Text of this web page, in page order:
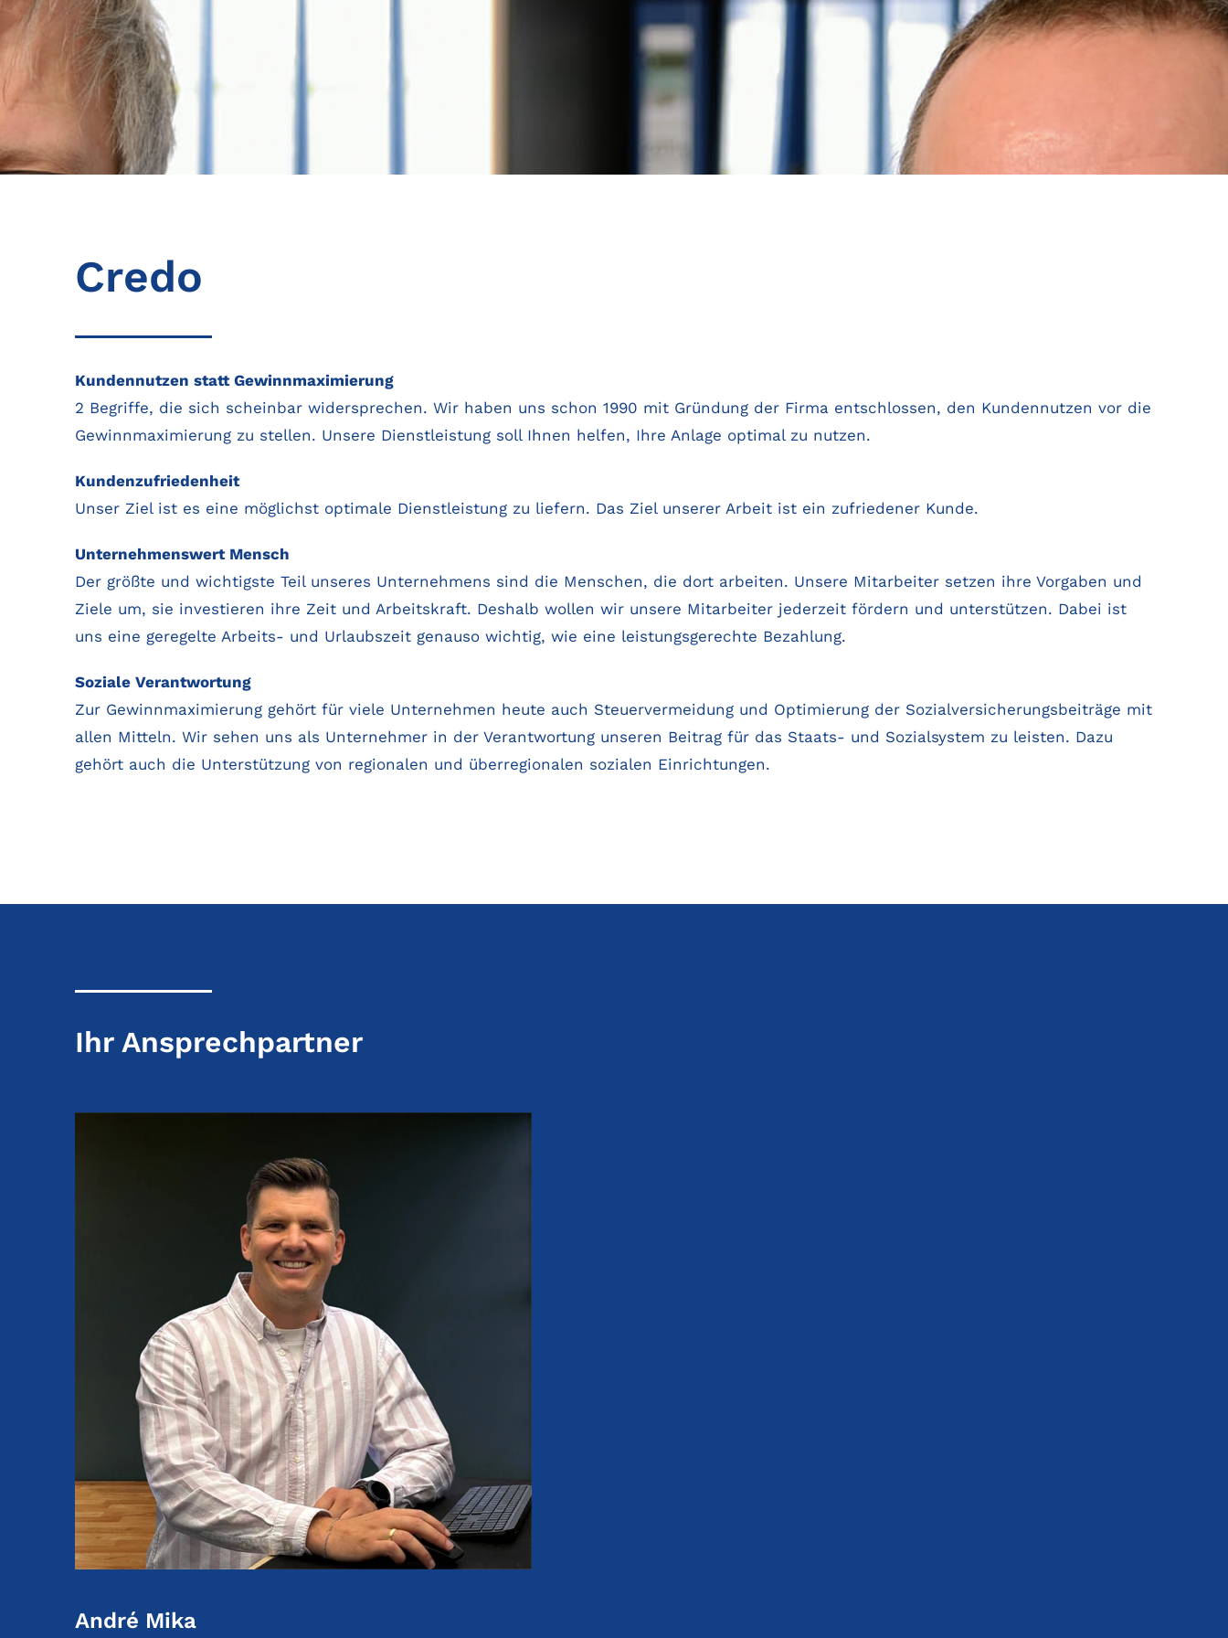
Credo
Kundennutzen statt Gewinnmaximierung
2 Begriffe, die sich scheinbar widersprechen. Wir haben uns schon 1990 mit Gründung der Firma entschlossen, den Kundennutzen vor die
Gewinnmaximierung zu stellen. Unsere Dienstleistung soll Ihnen helfen, Ihre Anlage optimal zu nutzen.
Kundenzufriedenheit
Unser Ziel ist es eine möglichst optimale Dienstleistung zu liefern. Das Ziel unserer Arbeit ist ein zufriedener Kunde.
Unternehmenswert Mensch
Der größte und wichtigste Teil unseres Unternehmens sind die Menschen, die dort arbeiten. Unsere Mitarbeiter setzen ihre Vorgaben und
Ziele um, sie investieren ihre Zeit und Arbeitskraft. Deshalb wollen wir unsere Mitarbeiter jederzeit fördern und unterstützen. Dabei ist
uns eine geregelte Arbeits- und Urlaubszeit genauso wichtig, wie eine leistungsgerechte Bezahlung.
Soziale Verantwortung
Zur Gewinnmaximierung gehört für viele Unternehmen heute auch Steuervermeidung und Optimierung der Sozialversicherungsbeiträge mit
allen Mitteln. Wir sehen uns als Unternehmer in der Verantwortung unseren Beitrag für das Staats- und Sozialsystem zu leisten. Dazu
gehört auch die Unterstützung von regionalen und überregionalen sozialen Einrichtungen.
Ihr Ansprechpartner
André Mika